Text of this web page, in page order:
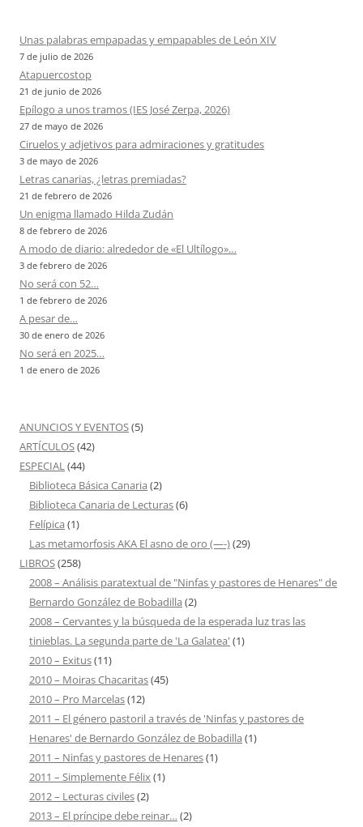
Unas palabras empapadas y empapables de León XIV
7 de julio de 2026
Atapuercostop
21 de junio de 2026
Epílogo a unos tramos (IES José Zerpa, 2026)
27 de mayo de 2026
Ciruelos y adjetivos para admiraciones y gratitudes
3 de mayo de 2026
Letras canarias, ¿letras premiadas?
21 de febrero de 2026
Un enigma llamado Hilda Zudán
8 de febrero de 2026
A modo de diario: alrededor de «El Ultílogo»…
3 de febrero de 2026
No será con 52…
1 de febrero de 2026
A pesar de…
30 de enero de 2026
No será en 2025…
1 de enero de 2026
ANUNCIOS Y EVENTOS(5)
ARTÍCULOS(42)
ESPECIAL(44)
Biblioteca Básica Canaria (2)
Biblioteca Canaria de Lecturas(6)
Felípica (1)
Las metamorfosis AKA El asno de oro (—-)(29)
LIBROS(258)
2008 – Análisis paratextual de "Ninfas y pastores de Henares" de
Bernardo González de Bobadilla (2)
2008 – Cervantes y la búsqueda de la esperada luz tras las
tinieblas. La segunda parte de 'La Galatea' (1)
2010 – Exitus(11)
2010 – Moiras Chacaritas(45)
2010 – Pro Marcelas(12)
2011 – El género pastoril a través de 'Ninfas y pastores de
Henares' de Bernardo González de Bobadilla (1)
2011 – Ninfas y pastores de Henares(1)
2011 – Simplemente Félix(1)
2012 – Lecturas civiles(2)
2013 – El príncipe debe reinar… (2)